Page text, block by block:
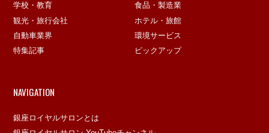
学校・教育
食品・製造業
観光・旅行会社
ホテル・旅館
自動車業界
環境サービス
特集記事
ピックアップ
NAVIGATION
銀座ロイヤルサロンとは